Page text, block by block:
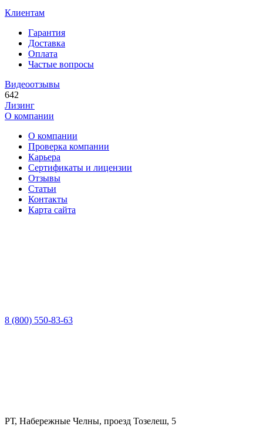
Клиентам
Гарантия
Доставка
Оплата
Частые вопросы
Видеоотзывы
642
Лизинг
О компании
О компании
Проверка компании
Карьера
Сертификаты и лицензии
Отзывы
Статьи
Контакты
Карта сайта
8 (800) 550-83-63
РТ, Набережные Челны, проезд Тозелеш, 5